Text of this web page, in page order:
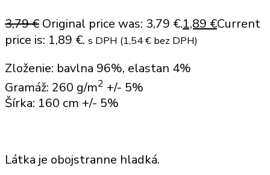
3,79€ Original price was: 3,79 €.1,89 €Current
price is: 1,89 €. s DPH (1,54€ bez DPH)
Zloženie: bavlna 96%, elastan 4%
Gramáž: 260 g/m2 +/- 5%
Šírka: 160 cm +/- 5%
Látka je obojstranne hladká.